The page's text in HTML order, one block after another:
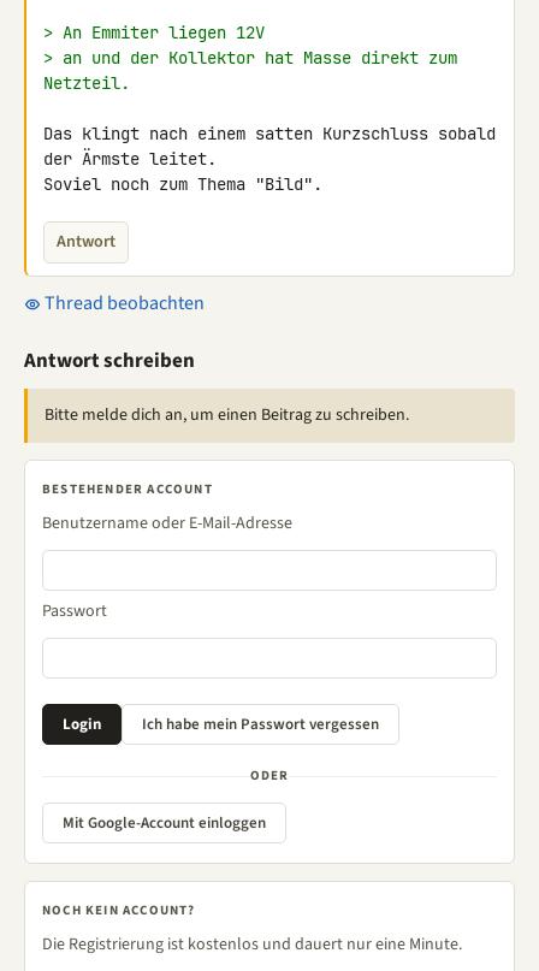
> An Emmiter liegen 12V
> an und der Kollektor hat Masse direkt zum
Netzteil.
Das klingt nach einem satten Kurzschluss sobald
der Ärmste leitet.
Soviel noch zum Thema "Bild".
Antwort
Thread beobachten
Antwort schreiben
Bitte melde dich an, um einen Beitrag zu schreiben.
BESTEHENDER ACCOUNT
Benutzername oder E-Mail-Adresse
Passwort
ODER
Mit Google-Account einloggen
NOCH KEIN ACCOUNT?
Die Registrierung ist kostenlos und dauert nur eine Minute.